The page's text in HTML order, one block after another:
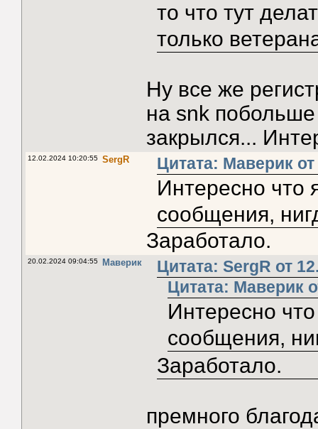
то что тут
только
Ну все же
на snk
закрылся...
12.02.2024 10:20:55 SergR Цитата: Маверик
Интересно что
сообщения,
Заработало.
20.02.2024 09:04:55 Маверик
Цитата: SergR от
Цитата: Маверик
Интересно
сообщения,
Заработало.
премного